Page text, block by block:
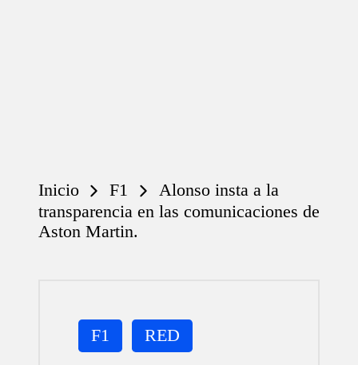
Inicio F1
Alonso insta a la
transparencia en las comunicaciones de
Aston Martin.
Publicada
en
F1 RED